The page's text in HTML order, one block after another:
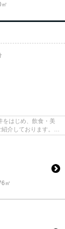
をはじめ、飲食・美
介しております。
㎡